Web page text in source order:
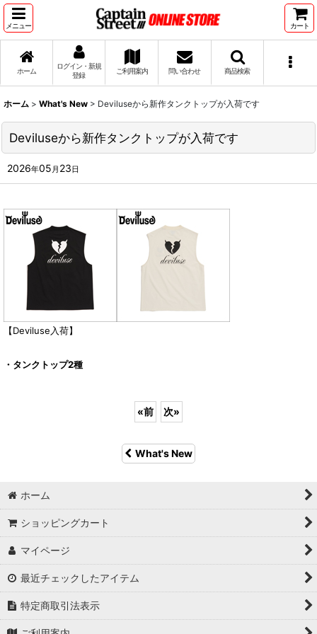
メニュー カート
ホーム
ログイン・新規
登録
ご利用案内 問い合わせ 商品検索
ホーム > What's New > Deviluseから新作タンクトップが入荷です
Deviluseから新作タンクトップが入荷です
2026年05 月 23日
【Deviluse入荷】
・タンクトップ2種
«前 次»
What's New
ホーム
ショッピングカート
マイページ
最近チェックしたアイテム
特定商取引法表示